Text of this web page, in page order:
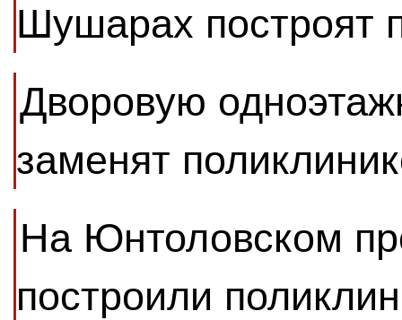
Шушарах построят
Дворовую
заменят
На Юнтоловском
построили